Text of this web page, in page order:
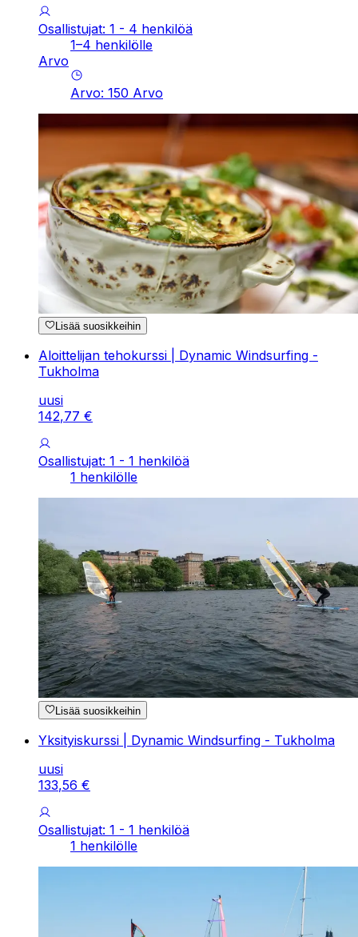
Osallistujat: 1 - 4 henkilöä
1–4 henkilölle
Arvo
Arvo: 150 Arvo
Lisää suosikkeihin
Aloittelijan tehokurssi | Dynamic Windsurfing -
Tukholma
uusi
142,77 €
Osallistujat: 1 - 1 henkilöä
1 henkilölle
Lisää suosikkeihin
Yksityiskurssi | Dynamic Windsurfing - Tukholma
uusi
133,56 €
Osallistujat: 1 - 1 henkilöä
1 henkilölle